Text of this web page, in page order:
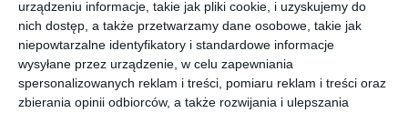
urządzeniu informacje, takie jak pliki cookie, i uzyskujemy do
nich dostęp, a także przetwarzamy dane osobowe, takie jak
niepowtarzalne identyfikatory i standardowe informacje
wysyłane przez urządzenie, w celu zapewniania
spersonalizowanych reklam i treści, pomiaru reklam i treści oraz
zbierania opinii odbiorców, a także rozwijania i ulepszania
kuchnia z czarnym
kolorem ścian